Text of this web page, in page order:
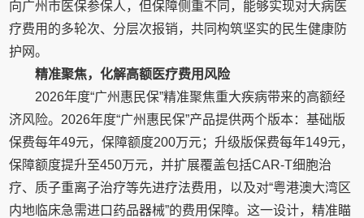
向广州市医保参保人，但保障侧重不同，能够实现对大病医
疗费用的多轮次、分层次报销，共同构筑坚实的民生健康防
护网。
精准聚焦，化解高额医疗费用风险
2026年度“广州惠民保”精准聚焦重大疾病带来的高额经
济风险。2026年度“广州惠民保”产品提供两个版本：基础版
保费每年49元，保障额度200万元；升级版保费每年149元，
保障额度提升至450万元，并扩展覆盖包括CAR-T细胞治
疗、质子重离子治疗等先进疗法费用，以及对“粤港澳大湾区
内地临床急需进口药品器械”的费用保障。这一设计，精准瞄